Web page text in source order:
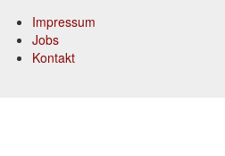
Footer
Impressum
Jobs
Kontakt